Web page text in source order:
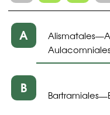
A Alismatales—
B Bartramiales—